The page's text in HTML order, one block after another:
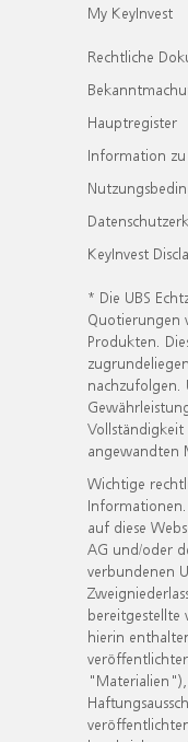
My KeyInvest
Rechtliche
Hauptregister
Information zu
KeyInvest
* Die UBS
Quotierungen
Produkten.
nachzufolgen.
angewandten
Wichtige
auf diese
AG und/oder
verbundenen
bereitgestellte
hierin